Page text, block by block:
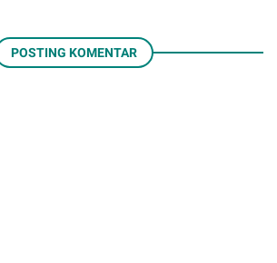
POSTING KOMENTAR